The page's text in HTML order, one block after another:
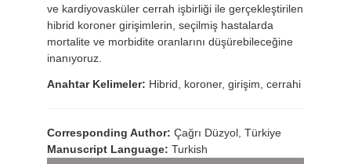
ve kardiyovasküler cerrah işbirliği ile gerçekleştirilen
hibrid koroner girişimlerin, seçilmiş hastalarda
mortalite ve morbidite oranlarını düşürebileceğine
inanıyoruz.
Anahtar Kelimeler: Hibrid, koroner, girişim, cerrahi
Corresponding Author: Çağrı Düzyol, Türkiye
Manuscript Language: Turkish